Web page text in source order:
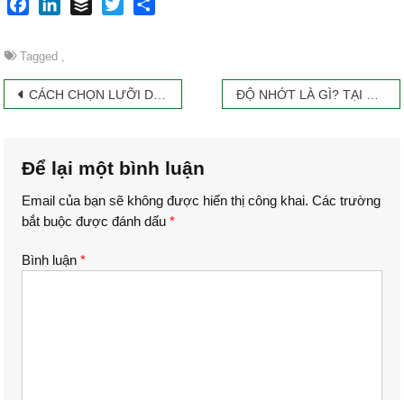
b
o
e
d
e
r
t
e
Tagged ,
Điều
viết
CÁCH CHỌN LƯỠI DAO KIỂM TRA ĐỘ BÁM DÍNH SƠN THEO TIÊU CHUẨN ISO 2409 ĐỘ NHỚT LÀ GÌ? TẠI SAO CẦN ĐO ĐỘ NHỚT, CÁCH CHỌN MÁY ĐO ĐỘ NHỚT PHÙ HỢP
Để lại một bình luận
Email của bạn sẽ không được hiển thị công khai. Các trường
bắt buộc được đánh dấu*
Bình luận*